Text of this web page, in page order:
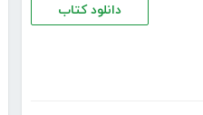
دانلود کتاب